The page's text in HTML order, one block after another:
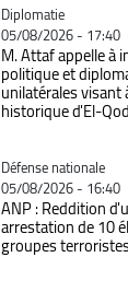
Catégorie
Diplomatie
05/08/2026 - 17:40
M. Attaf appelle à
politique et
unilatérales
historique d'El-
Catégorie
Défense nationale
05/08/2026 - 16:40
ANP : Reddition
arrestation de 10
groupes